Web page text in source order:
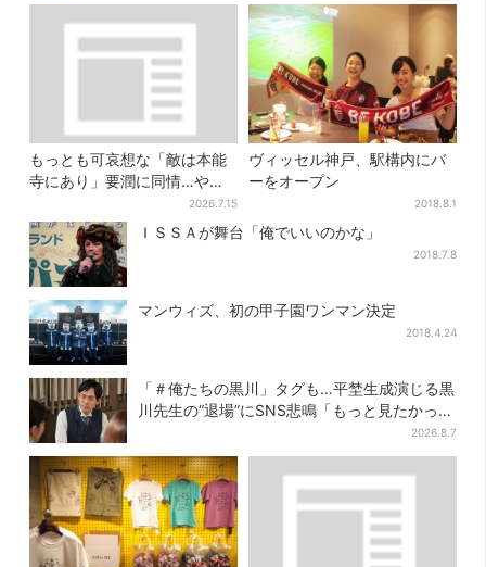
もっとも可哀想な「敵は本能
寺にあり」要潤に同情…やっ
てない“毒殺”、元上司の裏切
り【豊臣兄弟】
2026.7.15
ヴィッセル神戸、駅構内にバ
ーをオープン
2018.8.1
ＩＳＳＡが舞台「俺でいいのかな」
2018.7.8
マンウィズ、初の甲子園ワンマン決定
2018.4.24
「＃俺たちの黒川」タグも…平埜生成演じる黒
川先生の“退場”にSNS悲鳴「もっと見たかっ
2026.8.7